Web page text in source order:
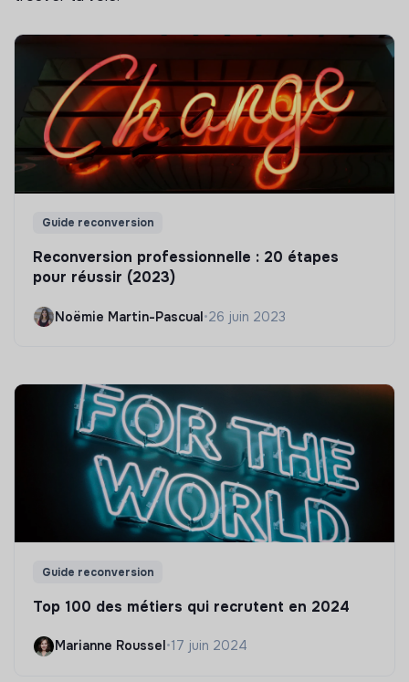
Guide reconversion
Reconversion professionnelle : 20 étapes
pour réussir (2023)
Noëmie Martin-Pascual•26 juin 2023
Guide reconversion
Top 100 des métiers qui recrutent en 2024
Marianne Roussel •17 juin 2024